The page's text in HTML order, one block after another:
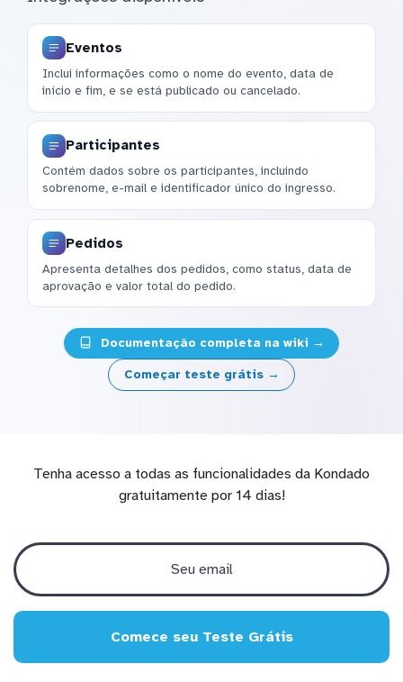
Eventos
Inclui informações como o nome do evento, data de
início e fim, e se está publicado ou cancelado.
Participantes
Contém dados sobre os participantes, incluindo
sobrenome, e-mail e identificador único do ingresso.
Pedidos
Apresenta detalhes dos pedidos, como status, data de
aprovação e valor total do pedido.
Documentação completa na wiki →
Começar teste grátis →
Tenha acesso a todas as funcionalidades da Kondado
gratuitamente por 14 dias!
Comece seu Teste Grátis